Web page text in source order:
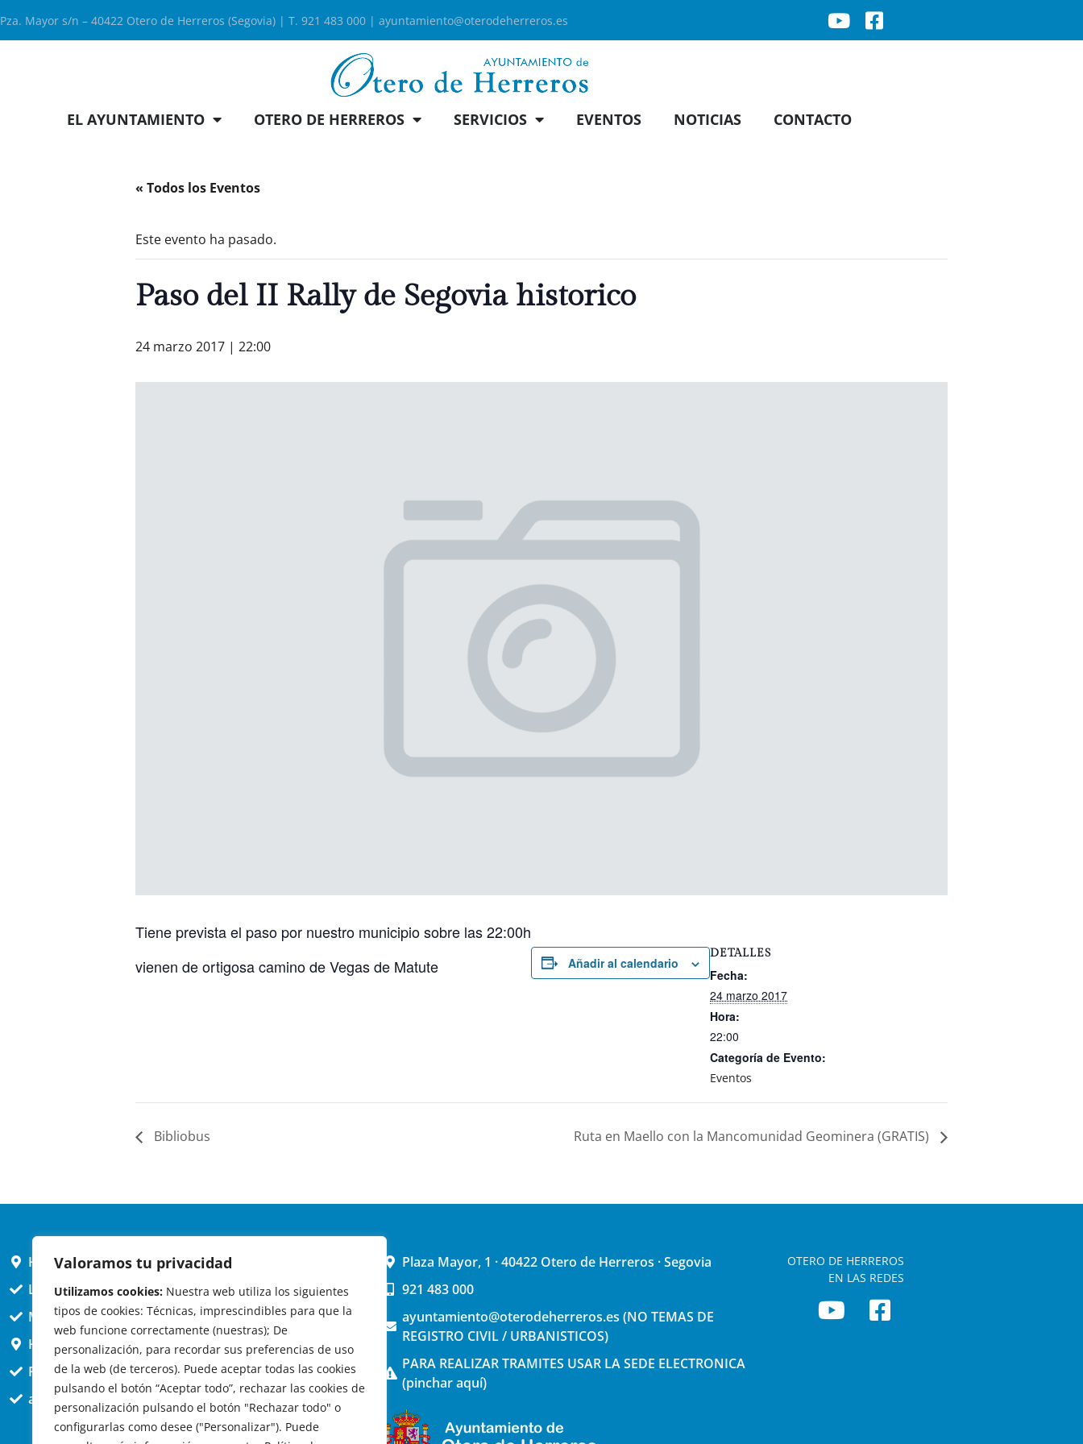
Valoramos tu privacidad
Utilizamos cookies: Nuestra web utiliza los siguientes
tipos de cookies: Técnicas, imprescindibles para que la
web funcione correctamente (nuestras); De
personalización, para recordar sus preferencias de uso
de la web (de terceros). Puede aceptar todas las cookies
pulsando el botón “Aceptar todo”, rechazar las cookies de
personalización pulsando el botón "Rechazar todo" o
configurarlas como desee ("Personalizar"). Puede
Pza. Mayor s/n – 40422 Otero de Herreros (Segovia) | T. 921 483 000 | ayuntamiento@oterodeherreros.es
EL AYUNTAMIENTO OTERO DE HERREROS SERVICIOS EVENTOS NOTICIAS CONTACTO
« Todos los Eventos
Este evento ha pasado.
Paso del II Rally de Segovia historico
24 marzo 2017 | 22:00
Tiene prevista el paso por nuestro municipio sobre las 22:00h
vienen de ortigosa camino de Vegas de Matute
Añadir al calendario
DETALLES
Fecha:
24 marzo 2017
Hora:
22:00
Categoría de Evento:
Eventos
Bibliobus Ruta en Maello con la Mancomunidad Geominera (GRATIS)
HORARIO AYUNTAMIENTO
L,X,J,V 9 a 14h
MARTES cerrado atención presencial
HORARIO ARQUITECTO
Presencial jueves 12h a 14:30
att. telefónica jueves 10 a 14:30h.
Plaza Mayor, 1 · 40422 Otero de Herreros · Segovia
921 483 000
ayuntamiento@oterodeherreros.es (NO TEMAS DE
REGISTRO CIVIL / URBANISTICOS)
PARA REALIZAR TRAMITES USAR LA SEDE ELECTRONICA
(pinchar aquí)
OTERO DE HERREROS
EN LAS REDES